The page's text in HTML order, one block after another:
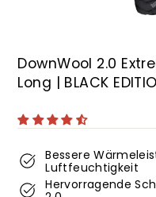
DownWool 2.0
Long | BLACK
Bessere
Luftfeuchtigkeit
Hervorragende